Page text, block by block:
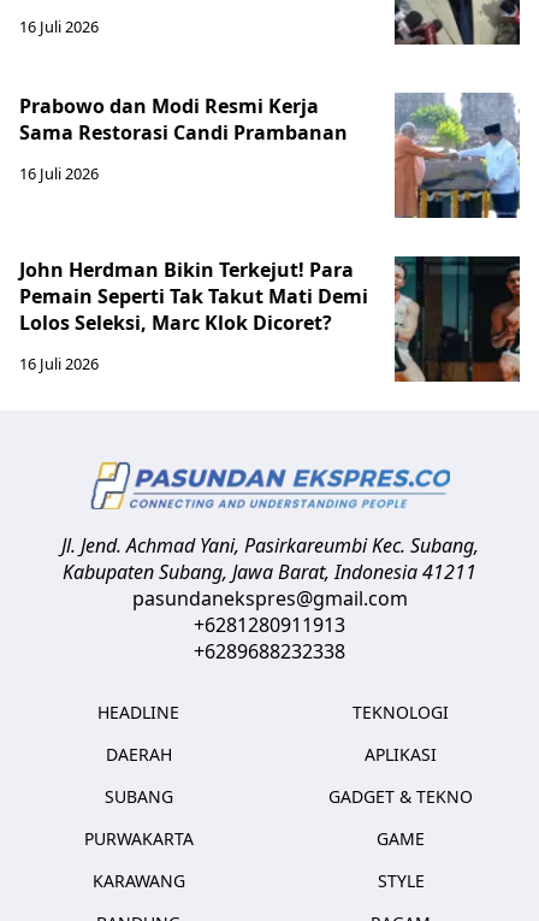
16 Juli 2026
Prabowo dan Modi Resmi Kerja
Sama Restorasi Candi Prambanan
16 Juli 2026
John Herdman Bikin Terkejut! Para
Pemain Seperti Tak Takut Mati Demi
Lolos Seleksi, Marc Klok Dicoret?
16 Juli 2026
Jl. Jend. Achmad Yani, Pasirkareumbi Kec. Subang,
Kabupaten Subang, Jawa Barat,Indonesia41211
pasundanekspres@gmail.com
+6281280911913
+6289688232338
HEADLINE
DAERAH
SUBANG
PURWAKARTA
KARAWANG
TEKNOLOGI
APLIKASI
GADGET & TEKNO
GAME
STYLE